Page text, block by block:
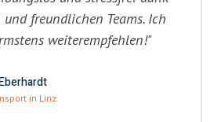
freundlichen Teams. Ich
weiterempfehlen!"
in Linz